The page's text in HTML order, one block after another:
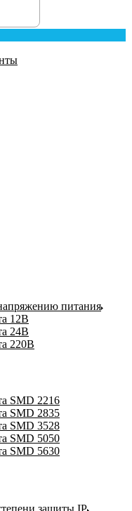
питания
12В
24В
220В
SMD 2216
SMD 2835
SMD 3528
SMD 5050
SMD 5630
защиты IP